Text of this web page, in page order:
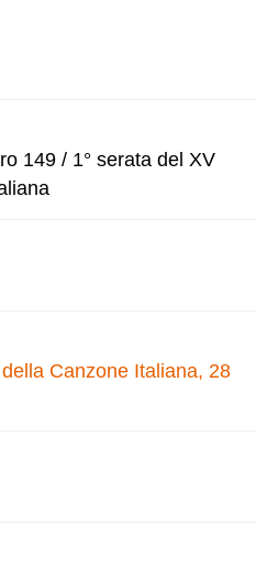
149 / 1° serata del XV
Canzone Italiana, 28